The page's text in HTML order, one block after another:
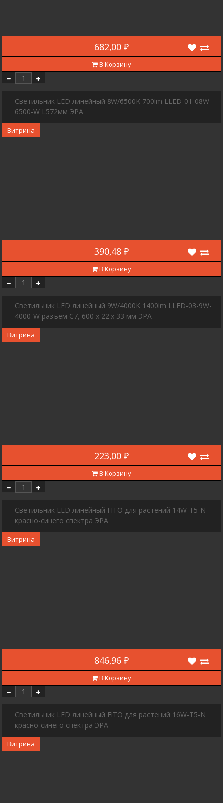
682,00 ₽
В Корзину
Светильник LED линейный 8W/6500K 700lm LLED-01-08W-
6500-W L572мм ЭРА
Витрина
390,48 ₽
В Корзину
Светильник LED линейный 9W/4000K 1400lm LLED-03-9W-
4000-W разъем C7, 600 х 22 х 33 мм ЭРА
Витрина
223,00 ₽
В Корзину
Светильник LED линейный FITO для растений 14W-T5-N
красно-синего спектра ЭРА
Витрина
846,96 ₽
В Корзину
Светильник LED линейный FITO для растений 16W-T5-N
красно-синего спектра ЭРА
Витрина